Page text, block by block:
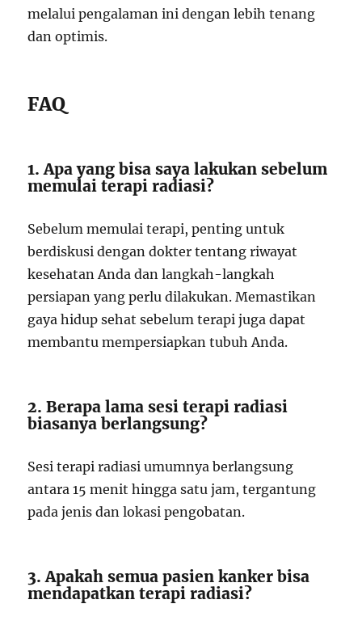
melalui pengalaman ini dengan lebih tenang
dan optimis.
FAQ
1. Apa yang bisa saya lakukan sebelum
memulai terapi radiasi?
Sebelum memulai terapi, penting untuk
berdiskusi dengan dokter tentang riwayat
kesehatan Anda dan langkah-langkah
persiapan yang perlu dilakukan. Memastikan
gaya hidup sehat sebelum terapi juga dapat
membantu mempersiapkan tubuh Anda.
2. Berapa lama sesi terapi radiasi
biasanya berlangsung?
Sesi terapi radiasi umumnya berlangsung
antara 15 menit hingga satu jam, tergantung
pada jenis dan lokasi pengobatan.
3. Apakah semua pasien kanker bisa
mendapatkan terapi radiasi?